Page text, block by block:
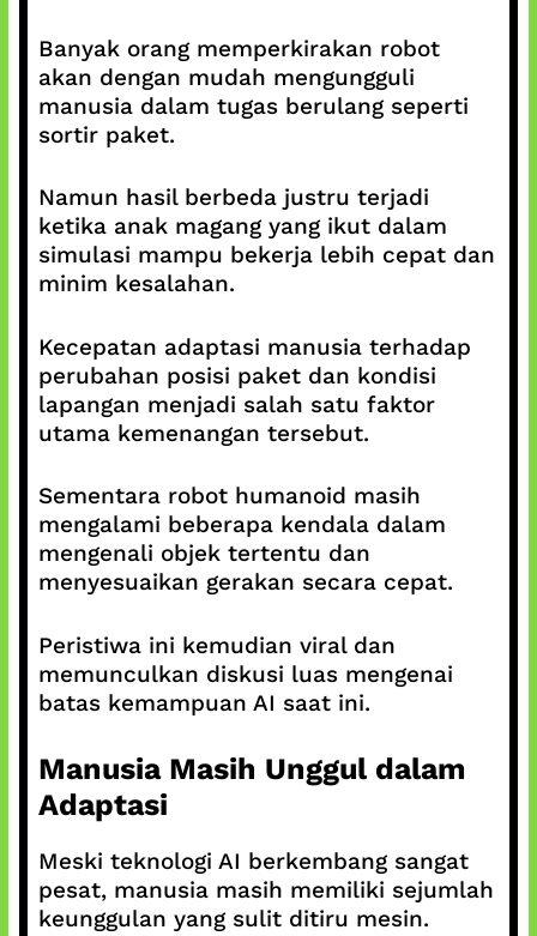
Banyak orang memperkirakan robot
akan dengan mudah mengungguli
manusia dalam tugas berulang seperti
sortir paket.
Namun hasil berbeda justru terjadi
ketika anak magang yang ikut dalam
simulasi mampu bekerja lebih cepat dan
minim kesalahan.
Kecepatan adaptasi manusia terhadap
perubahan posisi paket dan kondisi
lapangan menjadi salah satu faktor
utama kemenangan tersebut.
Sementara robot humanoid masih
mengalami beberapa kendala dalam
mengenali objek tertentu dan
menyesuaikan gerakan secara cepat.
Peristiwa ini kemudian viral dan
memunculkan diskusi luas mengenai
batas kemampuan AI saat ini.
Manusia Masih Unggul dalam
Adaptasi
Meski teknologi AI berkembang sangat
pesat, manusia masih memiliki sejumlah
keunggulan yang sulit ditiru mesin.